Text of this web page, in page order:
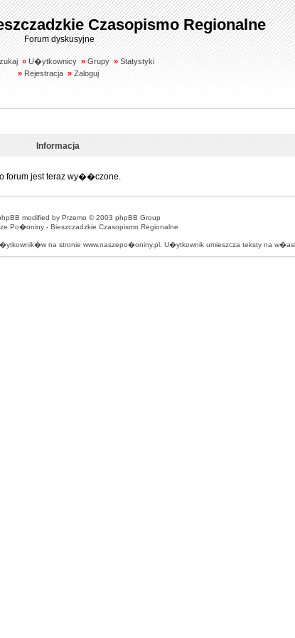
Czasopismo Regionalne
Forum dyskusyjne
» U�ytkownicy » Grupy » Statystyki
» Rejestracja » Zaloguj
Informacja
forum jest teraz wy��czone.
modified by Przemo © 2003 phpBB Group
Po�oniny - Bieszczadzkie Czasopismo Regionalne
na stronie www.naszepo�oniny.pl. U�ytkownik umieszcza teksty na